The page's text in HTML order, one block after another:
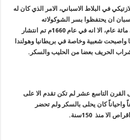
في البلاط الاسباني، الامر الذي كان له
ان يحتفظوا بسر الشوكولاته
واستطاعوا ذلك لمدة تزيد على مائة عام، الا انه في عام 1660م تم انتشار
واصبحت شعبية وخاصة في بريطانيا وهولندا
الحريف بعضا من الحليب والسكر.
القرن التاسع عشر لم تكن تقدم الا على
كان يحلى بالسكر ولم تحضر
الا منذ 150سنة.